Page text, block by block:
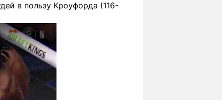
в пользу Кроуфорда (116-